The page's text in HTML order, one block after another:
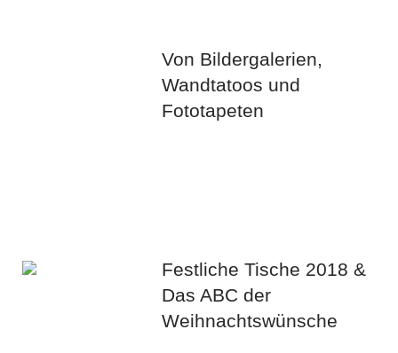
Von Bildergalerien,
Wandtatoos und
Fototapeten
Festliche Tische 2018 &
Das ABC der
Weihnachtswünsche